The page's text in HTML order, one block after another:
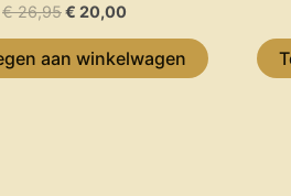
€26,95€ 20,00
aan winkelwagen